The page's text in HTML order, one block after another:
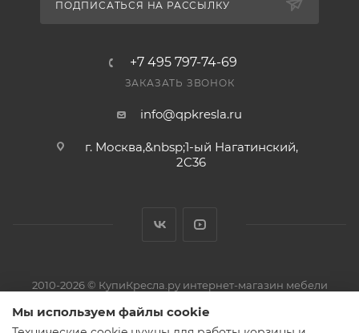
ПОДПИСАТЬСЯ НА РАССЫЛКУ
+7 495 797-74-69
ЗАКАЗАТЬ ЗВОНОК
info@qpkresla.ru
г. Москва,&nbsp;1-ый Нагатинский,
2C36
2010-2026 © КупиКресла.ру интернет-магазин мебели
ИП Пирожков Кирилл Сергеевич · ОГРНИП 313774626800150 ·
ИНН 774319727521
Мы используем файлы cookie